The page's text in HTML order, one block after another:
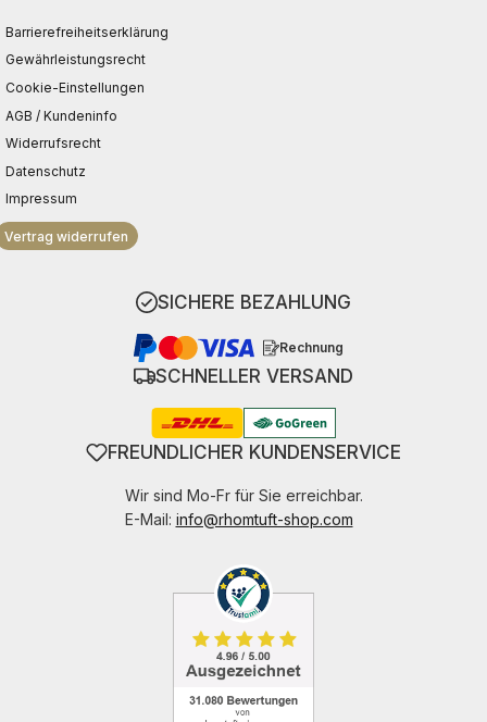
Barrierefreiheitserklärung
Gewährleistungsrecht
Cookie-Einstellungen
AGB / Kundeninfo
Widerrufsrecht
Datenschutz
Impressum
Vertrag widerrufen
SICHERE BEZAHLUNG
Rechnung
SCHNELLER VERSAND
FREUNDLICHER KUNDENSERVICE
Wir sind Mo-Fr für Sie erreichbar.
E-Mail: info@rhomtuft-shop.com